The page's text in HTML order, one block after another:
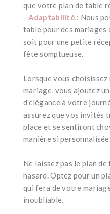
que votre plan de table
- Adaptabilité : Nous
table pour des mariages
soit pour une petite
fête somptueuse.
Lorsque vous
mariage, vous ajoutez
d'élégance à votre
assurez que vos invités
place et se sentiront
manière si
Ne laissez pas le plan
hasard. Optez pour un
qui fera de votre
inoubliable.